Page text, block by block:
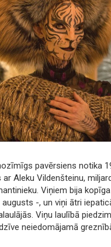
pavērsiens notika
Aleku Vildenšteinu,
Viņiem bija
augusts -, un viņi ātri
Viņu laulībā
neiedomājamā